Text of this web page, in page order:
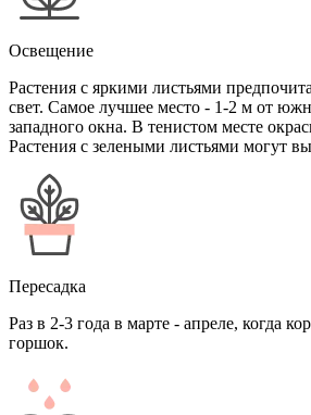
Освещение
Растения с яркими листьями
свет. Самое лучшее место - 1-2 м от
западного окна. В тенистом месте
Растения с зелеными листьями могут
Пересадка
Раз в 2-3 года в марте - апреле, когда
горшок.